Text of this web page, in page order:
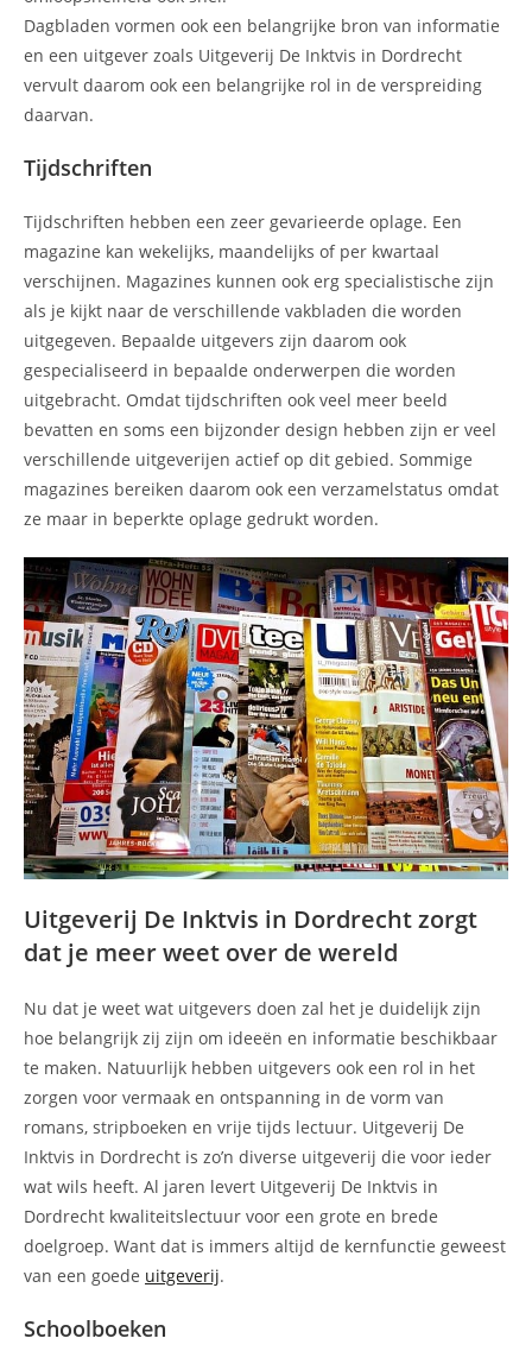
Dagbladen vormen ook een belangrijke bron van informatie
en een uitgever zoals Uitgeverij De Inktvis in Dordrecht
vervult daarom ook een belangrijke rol in de verspreiding
daarvan.
Tijdschriften
Tijdschriften hebben een zeer gevarieerde oplage. Een
magazine kan wekelijks, maandelijks of per kwartaal
verschijnen. Magazines kunnen ook erg specialistische zijn
als je kijkt naar de verschillende vakbladen die worden
uitgegeven. Bepaalde uitgevers zijn daarom ook
gespecialiseerd in bepaalde onderwerpen die worden
uitgebracht. Omdat tijdschriften ook veel meer beeld
bevatten en soms een bijzonder design hebben zijn er veel
verschillende uitgeverijen actief op dit gebied. Sommige
magazines bereiken daarom ook een verzamelstatus omdat
ze maar in beperkte oplage gedrukt worden.
Uitgeverij De Inktvis in Dordrecht zorgt
dat je meer weet over de wereld
Nu dat je weet wat uitgevers doen zal het je duidelijk zijn
hoe belangrijk zij zijn om ideeën en informatie beschikbaar
te maken. Natuurlijk hebben uitgevers ook een rol in het
zorgen voor vermaak en ontspanning in de vorm van
romans, stripboeken en vrije tijds lectuur. Uitgeverij De
Inktvis in Dordrecht is zo’n diverse uitgeverij die voor ieder
wat wils heeft. Al jaren levert Uitgeverij De Inktvis in
Dordrecht kwaliteitslectuur voor een grote en brede
doelgroep. Want dat is immers altijd de kernfunctie geweest
van een goede uitgeverij.
Schoolboeken